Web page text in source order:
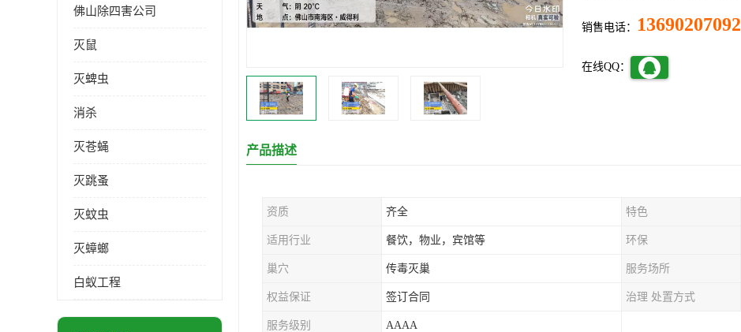
佛山除四害公司
灭鼠
灭蜱虫
消杀
灭苍蝇
灭跳蚤
灭蚊虫
灭蟑螂
白蚁工程
销售电话： 13690207092
在线QQ：
产品描述
资质 齐全 特色
适用行业 餐饮，物业，宾馆等 环保
巢穴 传毒灭巢 服务场所
权益保证 签订合同 治理 处置方式
服务级别 AAAA